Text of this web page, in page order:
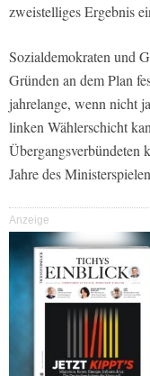
zweistelliges Ergebnis
Sozialdemokraten und
Gründen an dem Plan
jahrelange, wenn nicht
linken Wählerschicht
Übergangsverbündeten
Jahre des
Anzeige